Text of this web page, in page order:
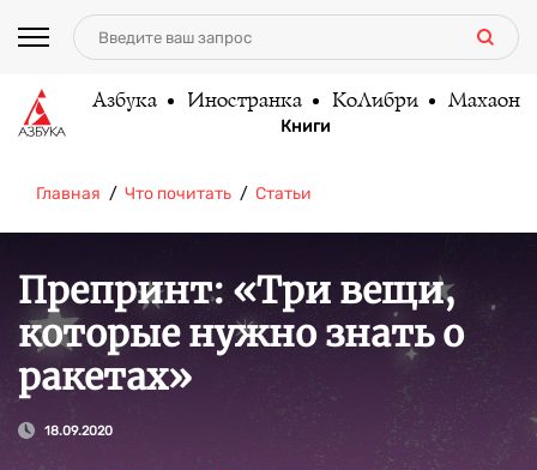
Азбука Иностранка КоЛибри Махаон
Книги
Главная Что почитать Статьи
Препринт: «Три вещи,
которые нужно знать о
ракетах»
18.09.2020